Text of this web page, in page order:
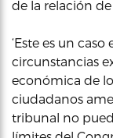
de la relación
‘Este es un
circunstancias
económica de
ciudadanos
tribunal no